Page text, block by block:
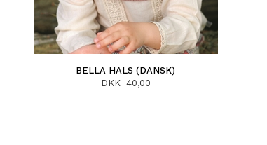
BELLA HALS (DANSK)
DKK 40,00